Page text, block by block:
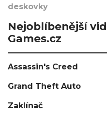
deskovky
Nejoblíbenější
Games.cz
Assassin's Creed
Grand Theft Auto
Zaklínač